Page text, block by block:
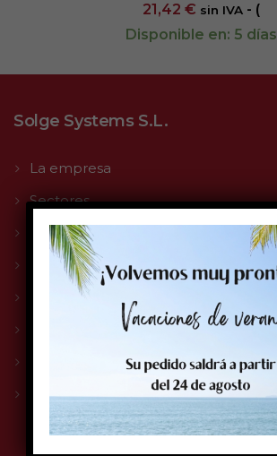
21,42 € sin IVA- (
Disponible en: 5 días
Solge Systems S.L.
La empresa
Sectores
Compromiso Solge
Servicio Técnico
Impresoras
Tienda